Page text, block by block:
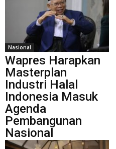
Nasional
Wapres Harapkan
Masterplan
Industri Halal
Indonesia Masuk
Agenda
Pembangunan
Nasional